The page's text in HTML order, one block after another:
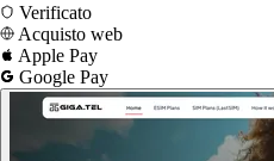
Verificato
Acquisto web
Apple Pay
Google Pay